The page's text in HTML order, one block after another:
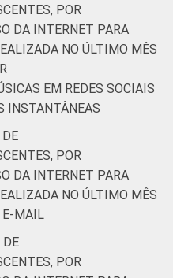
POR
DA INTERNET PARA
NO ÚLTIMO MÊS
EM REDES SOCIAIS
INSTANTÂNEAS
POR
DA INTERNET PARA
NO ÚLTIMO MÊS
E-MAIL
DE
POR